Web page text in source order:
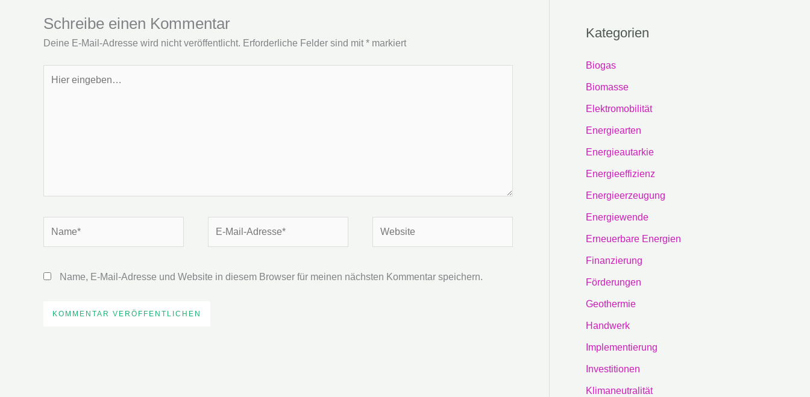
Schreibe einen Kommentar
Deine E-Mail-Adresse wird nicht veröffentlicht. Erforderliche Felder sind mit * markiert
eingeben…
Mail-
Name, E-Mail-Adresse und Website in diesem Browser für meinen nächsten Kommentar speichern.
Kategorien
Biogas
Biomasse
Elektromobilität
Energiearten
Energieautarkie
Energieeffizienz
Energieerzeugung
Energiewende
Erneuerbare Energien
Finanzierung
Förderungen
Geothermie
Handwerk
Implementierung
Investitionen
Klimaneutralität